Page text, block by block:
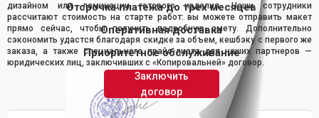
Отсрочка платежа до трех месяцев
Оперативная доставка
Приоритетное обслуживание
Заключить
договор
дизайном или ламинации готового изделия. Наши сотрудники
рассчитают стоимость на старте работ: вы можете отправить макет
прямо сейчас, чтобы получить подробную смету. Дополнительно
сэкономить удастся благодаря скидке за объем, кешбэку с первого же
заказа, а также специального прайс-листа для наших партнеров —
юридических лиц, заключивших с «Копировальней» договор.